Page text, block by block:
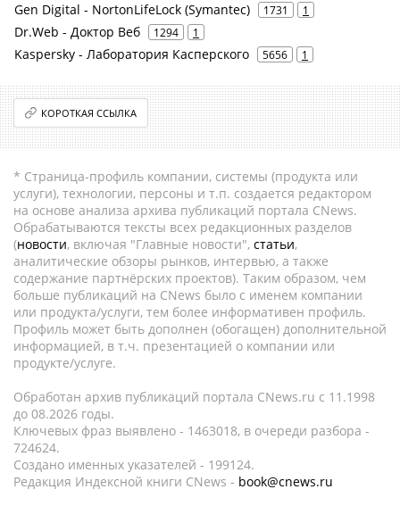
Gen Digital - NortonLifeLock (Symantec) 1731 1
Dr.Web - Доктор Веб 1294 1
Kaspersky - Лаборатория Касперского 5656 1
КОРОТКАЯ ССЫЛКА
* Страница-профиль компании, системы (продукта или
услуги), технологии, персоны и т.п. создается редактором
на основе анализа архива публикаций портала CNews.
Обрабатываются тексты всех редакционных разделов
(новости, включая "Главные новости", статьи,
аналитические обзоры рынков, интервью, а также
содержание партнёрских проектов). Таким образом, чем
больше публикаций на CNews было с именем компании
или продукта/услуги, тем более информативен профиль.
Профиль может быть дополнен (обогащен) дополнительной
информацией, в т.ч. презентацией о компании или
продукте/услуге.
Обработан архив публикаций портала CNews.ru c 11.1998
до 08.2026 годы.
Ключевых фраз выявлено - 1463018, в очереди разбора -
724624.
Создано именных указателей - 199124.
Редакция Индексной книги CNews - book@cnews.ru